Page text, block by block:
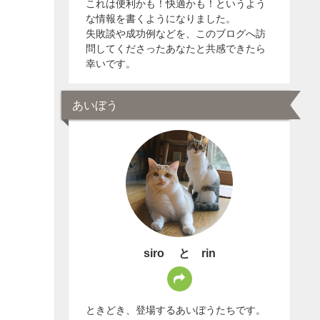
これは便利かも！快適かも！というよう
な情報を書くようになりました。
失敗談や成功例などを、このブログへ訪
問してくださったあなたと共感できたら
幸いです。
あいぼう
siro と rin
ときどき、登場するあいぼうたちです。